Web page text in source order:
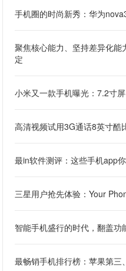
手机圈的时尚新秀：华为
聚焦核心能力、坚持差异化
定
小米又一款手机曝光：7.2寸
高清视频试用3G通话8英寸酷
最in软件测评：这些手机app
三星用户抢先体验：Your
智能手机盛行的时代，翻盖功
最畅销手机排行榜：苹果第三